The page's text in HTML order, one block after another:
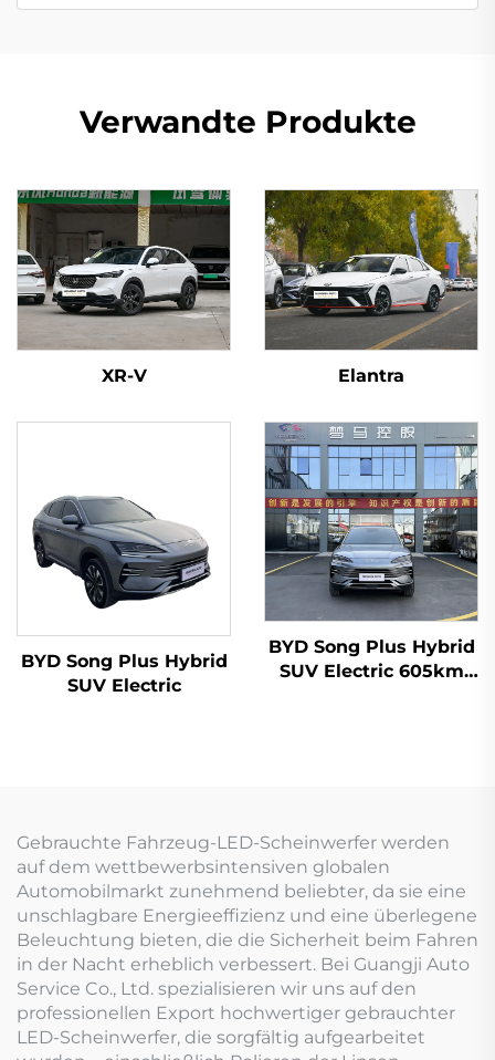
Verwandte Produkte
XR-V Elantra
BYD Song Plus Hybrid
SUV Electric
BYD Song Plus Hybrid
SUV Electric 605km
Gebrauchte Fahrzeug-LED-Scheinwerfer werden
auf dem wettbewerbsintensiven globalen
Automobilmarkt zunehmend beliebter, da sie eine
unschlagbare Energieeffizienz und eine überlegene
Beleuchtung bieten, die die Sicherheit beim Fahren
in der Nacht erheblich verbessert. Bei Guangji Auto
Service Co., Ltd. spezialisieren wir uns auf den
professionellen Export hochwertiger gebrauchter
LED-Scheinwerfer, die sorgfältig aufgearbeitet